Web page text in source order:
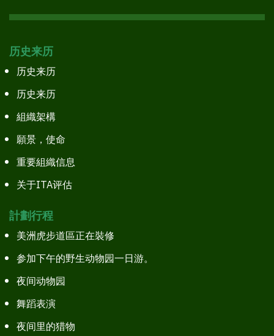
历史来历
历史来历
历史来历
組織架構
願景，使命
重要組織信息
关于ITA评估
計劃行程
美洲虎步道區正在裝修
参加下午的野生动物园一日游。
夜间动物园
舞蹈表演
夜间里的猎物